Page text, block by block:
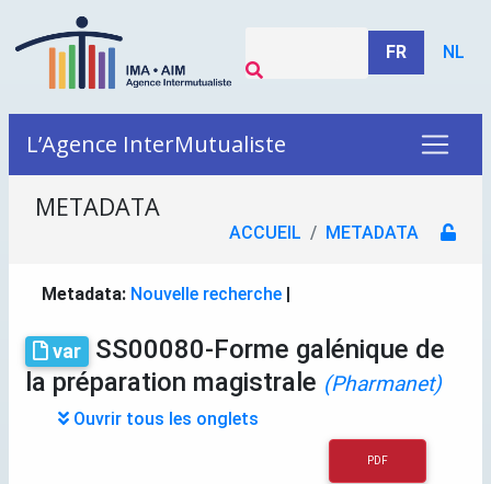
FR NL
L’Agence InterMutualiste
METADATA
ACCUEIL METADATA
Metadata: Nouvelle recherche |
var
SS00080-Forme galénique de
la préparation magistrale (Pharmanet)
Ouvrir tous les onglets
PDF